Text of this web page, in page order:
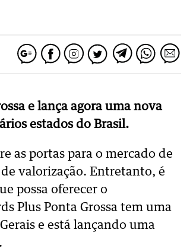
e lança agora uma nova
estados do Brasil.
as portas para o mercado de
valorização. Entretanto, é
possa oferecer o
Plus Ponta Grossa tem uma
e está lançando uma